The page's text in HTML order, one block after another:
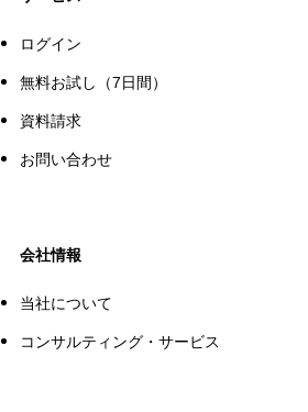
ログイン
無料お試し（7日間）
資料請求
お問い合わせ
会社情報
当社について
コンサルティング・サービス